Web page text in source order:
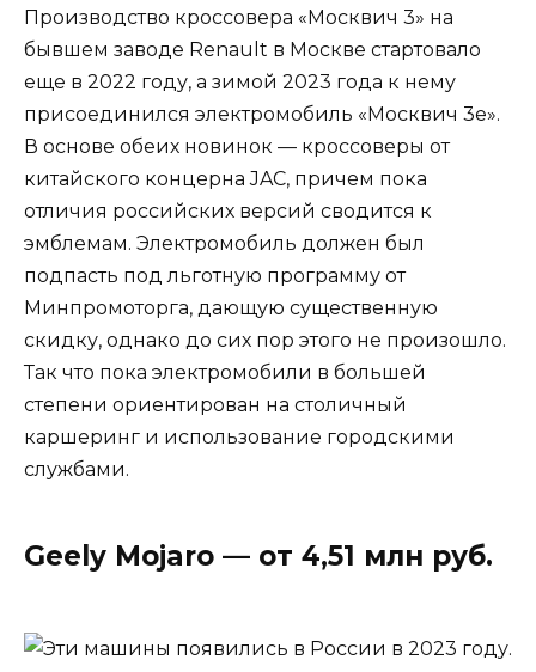
Производство кроссовера «Москвич 3» на
бывшем заводе Renault в Москве стартовало
еще в 2022 году, а зимой 2023 года к нему
присоединился электромобиль «Москвич 3е».
В основе обеих новинок — кроссоверы от
китайского концерна JAC, причем пока
отличия российских версий сводится к
эмблемам. Электромобиль должен был
подпасть под льготную программу от
Минпромоторга, дающую существенную
скидку, однако до сих пор этого не произошло.
Так что пока электромобили в большей
степени ориентирован на столичный
каршеринг и использование городскими
службами.
Geely Mojaro — от 4,51 млн руб.